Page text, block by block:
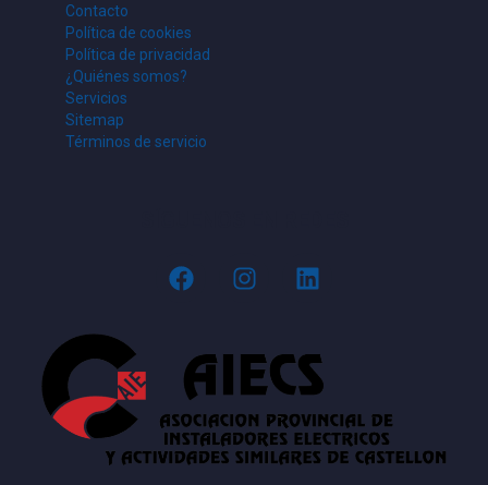
Contacto
Política de cookies
Política de privacidad
¿Quiénes somos?
Servicios
Sitemap
Términos de servicio